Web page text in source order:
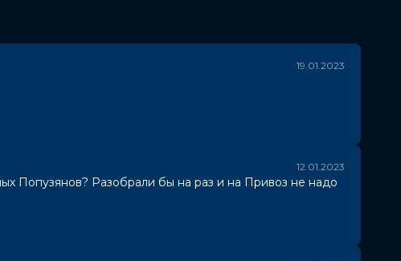
19.01.2023
12.01.2023
Попузянов? Разобрали бы на раз и на Привоз не надо